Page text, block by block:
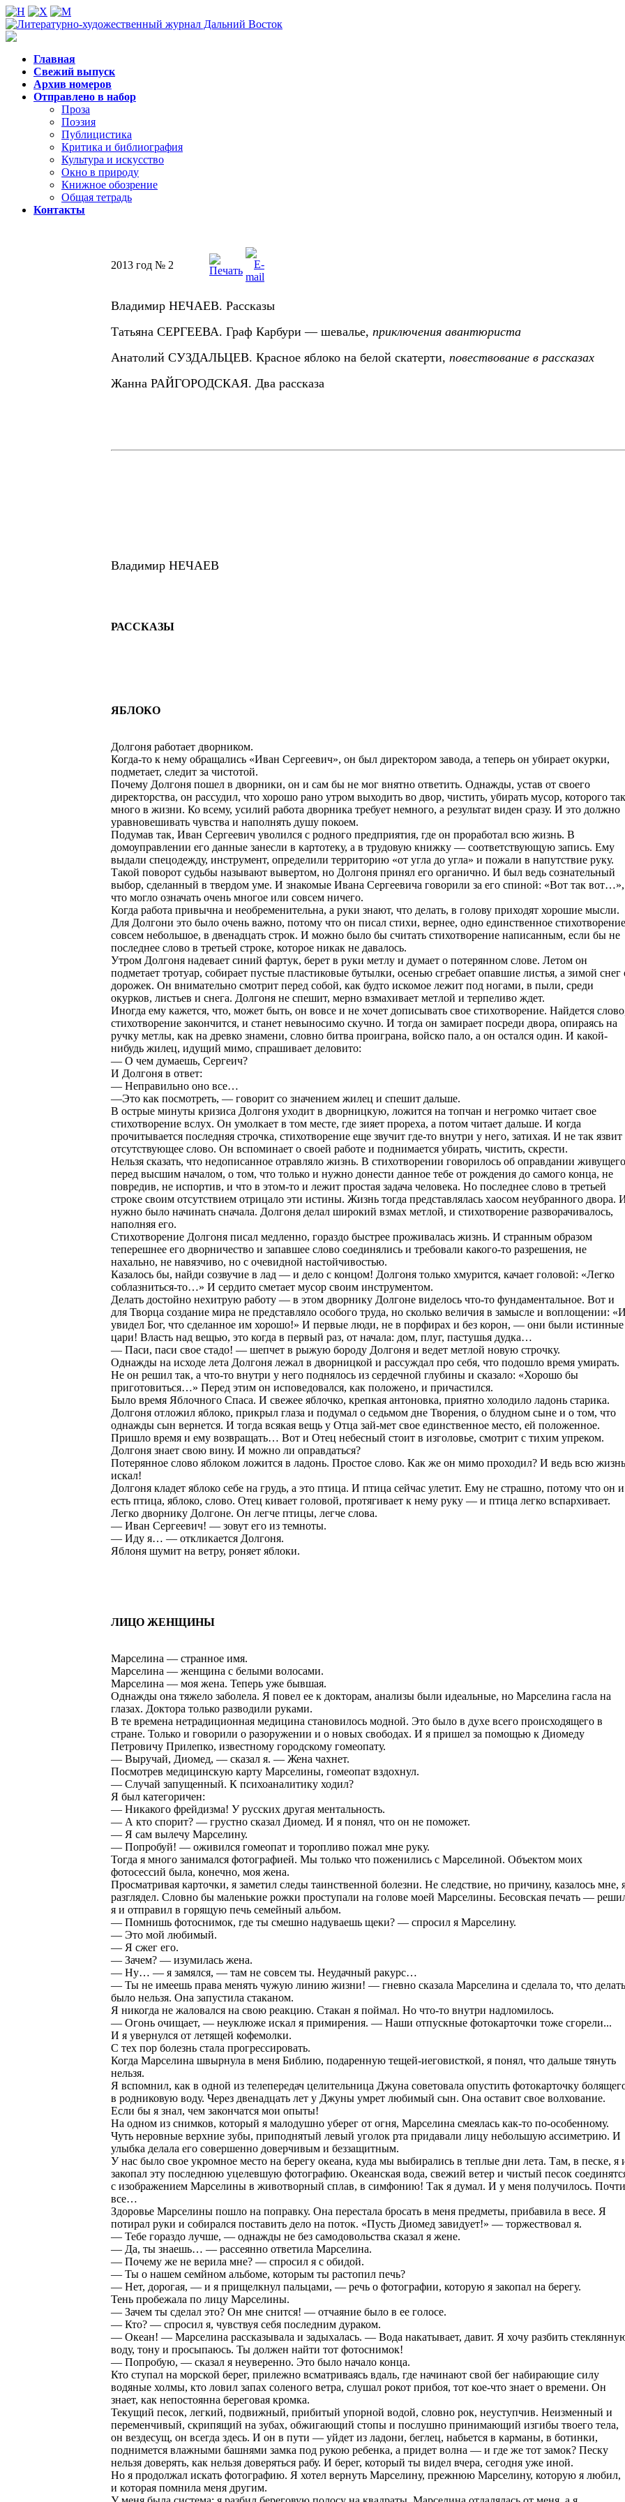
Главная
Свежий выпуск
Архив номеров
Отправлено в набор
Проза
Поэзия
Публицистика
Критика и библиография
Культура и искусство
Окно в природу
Книжное обозрение
Общая тетрадь
Контакты
2013 год № 2
Владимир НЕЧАЕВ. Рассказы
Татьяна СЕРГЕЕВА. Граф Карбури — шевалье, приключения авантюриста
Анатолий СУЗДАЛЬЦЕВ. Красное яблоко на белой скатерти, повествование в рассказах
Жанна РАЙГОРОДСКАЯ. Два рассказа
Владимир НЕЧАЕВ
РАССКАЗЫ
ЯБЛОКО
Долгоня работает дворником.
Когда-то к нему обращались «Иван Сергеевич», он был директором завода, а теперь он убирает окурки,
подметает, следит за чистотой.
Почему Долгоня пошел в дворники, он и сам бы не мог внятно ответить. Однажды, устав от своего
директорства, он рассудил, что хорошо рано утром выходить во двор, чистить, убирать мусор, которого так
много в жизни. Ко всему, усилий работа дворника требует немного, а результат виден сразу. И это должно
уравновешивать чувства и наполнять душу покоем.
Подумав так, Иван Сергеевич уволился с родного предприятия, где он проработал всю жизнь. В
домоуправлении его данные занесли в картотеку, а в трудовую книжку — соответствующую запись. Ему
выдали спецодежду, инструмент, определили территорию «от угла до угла» и пожали в напутствие руку.
Такой поворот судьбы называют вывертом, но Долгоня принял его органично. И был ведь сознательный
выбор, сделанный в твердом уме. И знакомые Ивана Сергеевича говорили за его спиной: «Вот так вот…»,
что могло означать очень многое или совсем ничего.
Когда работа привычна и необременительна, а руки знают, что делать, в голову приходят хорошие мысли.
Для Долгони это было очень важно, потому что он писал стихи, вернее, одно единственное
совсем небольшое, в двенадцать строк. И можно было бы считать стихотворение написанным, если бы не
последнее слово в третьей строке, которое никак не давалось.
Утром Долгоня надевает синий фартук, берет в руки метлу и думает о потерянном слове. Летом он
подметает тротуар, собирает пустые пластиковые бутылки, осенью сгребает опавшие листья, а зимой снег
дорожек. Он внимательно смотрит перед собой, как будто искомое лежит под ногами, в пыли, среди
окурков, листьев и снега. Долгоня не спешит, мерно взмахивает метлой и терпеливо ждет.
Иногда ему кажется, что, может быть, он вовсе и не хочет дописывать свое стихотворение. Найдется
стихотворение закончится, и станет невыносимо скучно. И тогда он замирает посреди двора, опираясь на
ручку метлы, как на древко знамени, словно битва проиграна, войско пало, а он остался один. И какой-
нибудь жилец, идущий мимо, спрашивает деловито:
— О чем думаешь, Сергеич?
И Долгоня в ответ:
— Неправильно оно все…
—Это как посмотреть, — говорит со значением жилец и спешит дальше.
В острые минуты кризиса Долгоня уходит в дворницкую, ложится на топчан и негромко читает свое
стихотворение вслух. Он умолкает в том месте, где зияет прореха, а потом читает дальше. И когда
прочитывается последняя строчка, стихотворение еще звучит где-то внутри у него, затихая. И не так язвит
отсутствующее слово. Он вспоминает о своей работе и поднимается убирать, чистить, скрести.
Нельзя сказать, что недописанное отравляло жизнь. В стихотворении говорилось об оправдании живущего
перед высшим началом, о том, что только и нужно донести данное тебе от рождения до самого конца, не
повредив, не испортив, и что в этом-то и лежит простая задача человека. Но последнее слово в третьей
строке своим отсутствием отрицало эти истины. Жизнь тогда представлялась хаосом неубранного двора.
нужно было начинать сначала. Долгоня делал широкий взмах метлой, и стихотворение разворачивалось,
наполняя его.
Стихотворение Долгоня писал медленно, гораздо быстрее проживалась жизнь. И странным образом
теперешнее его дворничество и запавшее слово соединялись и требовали какого-то разрешения, не
нахально, не навязчиво, но с очевидной настойчивостью.
Казалось бы, найди созвучие в лад — и дело с концом! Долгоня только хмурится, качает головой: «Легко
соблазниться-то…» И сердито сметает мусор своим инструментом.
Делать достойно нехитрую работу — в этом дворнику Долгоне виделось что-то фундаментальное. Вот и
для Творца создание мира не представляло особого труда, но сколько величия в замысле и воплощении: «И
увидел Бог, что сделанное им хорошо!» И первые люди, не в порфирах и без корон, — они были истинные
цари! Власть над вещью, это когда в первый раз, от начала: дом, плуг, пастушья дудка…
— Паси, паси свое стадо! — шепчет в рыжую бороду Долгоня и ведет метлой новую строчку.
Однажды на исходе лета Долгоня лежал в дворницкой и рассуждал про себя, что подошло время умирать.
Не он решил так, а что-то внутри у него поднялось из сердечной глубины и сказало: «Хорошо бы
приготовиться…» Перед этим он исповедовался, как положено, и причастился.
Было время Яблочного Спаса. И свежее яблочко, крепкая антоновка, приятно холодило ладонь старика.
Долгоня отложил яблоко, прикрыл глаза и подумал о седьмом дне Творения, о блудном сыне и о том, что
однажды сын вернется. И тогда всякая вещь у Отца зай-мет свое единственное место, ей положенное.
Пришло время и ему возвращать… Вот и Отец небесный стоит в изголовье, смотрит с тихим упреком.
Долгоня знает свою вину. И можно ли оправдаться?
Потерянное слово яблоком ложится в ладонь. Простое слово. Как же он мимо проходил? И ведь всю жизнь
искал!
Долгоня кладет яблоко себе на грудь, а это птица. И птица сейчас улетит. Ему не страшно, потому что он и
есть птица, яблоко, слово. Отец кивает головой, протягивает к нему руку — и птица легко вспархивает.
Легко дворнику Долгоне. Он легче птицы, легче слова.
— Иван Сергеевич! — зовут его из темноты.
— Иду я… — откликается Долгоня.
Яблоня шумит на ветру, роняет яблоки.
ЛИЦО ЖЕНЩИНЫ
Марселина — странное имя.
Марселина — женщина с белыми волосами.
Марселина — моя жена. Теперь уже бывшая.
Однажды она тяжело заболела. Я повел ее к докторам, анализы были идеальные, но Марселина гасла на
глазах. Доктора только разводили руками.
В те времена нетрадиционная медицина становилось модной. Это было в духе всего происходящего в
стране. Только и говорили о разоружении и о новых свободах. И я пришел за помощью к Диомеду
Петровичу Прилепко, известному городскому гомеопату.
— Выручай, Диомед, — сказал я. — Жена чахнет.
Посмотрев медицинскую карту Марселины, гомеопат вздохнул.
— Случай запущенный. К психоаналитику ходил?
Я был категоричен:
— Никакого фрейдизма! У русских другая ментальность.
— А кто спорит? — грустно сказал Диомед. И я понял, что он не поможет.
— Я сам вылечу Марселину.
— Попробуй! — оживился гомеопат и торопливо пожал мне руку.
Тогда я много занимался фотографией. Мы только что поженились с Марселиной. Объектом моих
фотосессий была, конечно, моя жена.
Просматривая карточки, я заметил следы таинственной болезни. Не следствие, но причину, казалось мне,
разглядел. Словно бы маленькие рожки проступали на голове моей Марселины. Бесовская печать —
я и отправил в горящую печь семейный альбом.
— Помнишь фотоснимок, где ты смешно надуваешь щеки? — спросил я Марселину.
— Это мой любимый.
— Я сжег его.
— Зачем? — изумилась жена.
— Ну… — я замялся, — там не совсем ты. Неудачный ракурс…
— Ты не имеешь права менять чужую линию жизни! — гневно сказала Марселина и сделала то, что делать
было нельзя. Она запустила стаканом.
Я никогда не жаловался на свою реакцию. Стакан я поймал. Но что-то внутри надломилось.
— Огонь очищает, — неуклюже искал я примирения. — Наши отпускные фотокарточки тоже сгорели...
И я увернулся от летящей кофемолки.
С тех пор болезнь стала прогрессировать.
Когда Марселина швырнула в меня Библию, подаренную тещей-иеговисткой, я понял, что дальше тянуть
нельзя.
Я вспомнил, как в одной из телепередач целительница Джуна советовала опустить фотокарточку
в родниковую воду. Через двенадцать лет у Джуны умрет любимый сын. Она оставит свое волхование.
Если бы я знал, чем закончатся мои опыты!
На одном из снимков, который я малодушно уберег от огня, Марселина смеялась как-то по-особенному.
Чуть неровные верхние зубы, приподнятый левый уголок рта придавали лицу небольшую ассиметрию. И
улыбка делала его совершенно доверчивым и беззащитным.
У нас было свое укромное место на берегу океана, куда мы выбирались в теплые дни лета. Там, в песке, я
закопал эту последнюю уцелевшую фотографию. Океанская вода, свежий ветер и чистый песок
с изображением Марселины в животворный сплав, в симфонию! Так я думал. И у меня получилось. Почти
все…
Здоровье Марселины пошло на поправку. Она перестала бросать в меня предметы, прибавила в весе. Я
потирал руки и собирался поставить дело на поток. «Пусть Диомед завидует!» — торжествовал я.
— Тебе гораздо лучше, — однажды не без самодовольства сказал я жене.
— Да, ты знаешь… — рассеянно ответила Марселина.
— Почему же не верила мне? — спросил я с обидой.
— Ты о нашем семйном альбоме, которым ты растопил печь?
— Нет, дорогая, — и я прищелкнул пальцами, — речь о фотографии, которую я закопал на берегу.
Тень пробежала по лицу Марселины.
— Зачем ты сделал это? Он мне снится! — отчаяние было в ее голосе.
— Кто? — спросил я, чувствуя себя последним дураком.
— Океан! — Марселина рассказывала и задыхалась. — Вода накатывает, давит. Я хочу разбить
воду, тону и просыпаюсь. Ты должен найти тот фотоснимок!
— Попробую, — сказал я неуверенно. Это было начало конца.
Кто ступал на морской берег, прилежно всматриваясь вдаль, где начинают свой бег набирающие силу
водяные холмы, кто ловил запах соленого ветра, слушал рокот прибоя, тот кое-что знает о времени. Он
знает, как непостоянна береговая кромка.
Текущий песок, легкий, подвижный, прибитый упорной водой, словно рок, неуступчив. Неизменный и
переменчивый, скрипящий на зубах, обжигающий стопы и послушно принимающий изгибы твоего тела,
он вездесущ, он всегда здесь. И он в пути — уйдет из ладони, беглец, набьется в карманы, в ботинки,
поднимется влажными башнями замка под рукою ребенка, а придет волна — и где же тот замок? Песку
нельзя доверять, как нельзя доверяться рабу. И берег, который ты видел вчера, сегодня уже иной.
Но я продолжал искать фотографию. Я хотел вернуть Марселину, прежнюю Марселину, которую я любил,
и которая помнила меня другим.